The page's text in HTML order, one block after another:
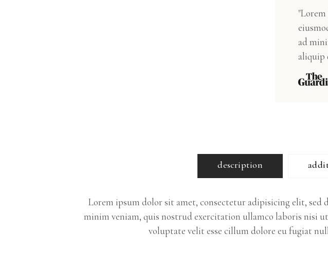
ad
aliquip
description
Lorem ipsum dolor sit amet, consectetur adipisicing elit,
minim veniam, quis nostrud exercitation ullamco laboris nisi
voluptate velit esse cillum dolore eu fugiat